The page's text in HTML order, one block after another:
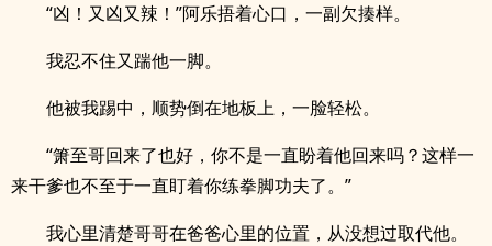
“凶！又凶又辣！”阿乐捂着心口，一副欠揍样。
我忍不住又踹他一脚。
他被我踢中，顺势倒在地板上，一脸轻松。
“箫至哥回来了也好，你不是一直盼着他回来吗？这样一
来干爹也不至于一直盯着你练拳脚功夫了。”
我心里清楚哥哥在爸爸心里的位置，从没想过取代他。